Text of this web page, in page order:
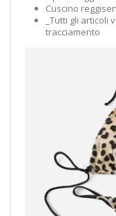
Cuscino
_Tutti gli
tracciamento